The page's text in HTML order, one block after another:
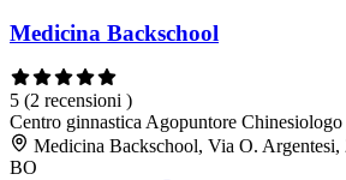
Medicina Backschool
5 (2 recensioni )
Centro ginnastica Agopuntore Chinesiologo
Medicina Backschool, Via O. Argentesi,
BO